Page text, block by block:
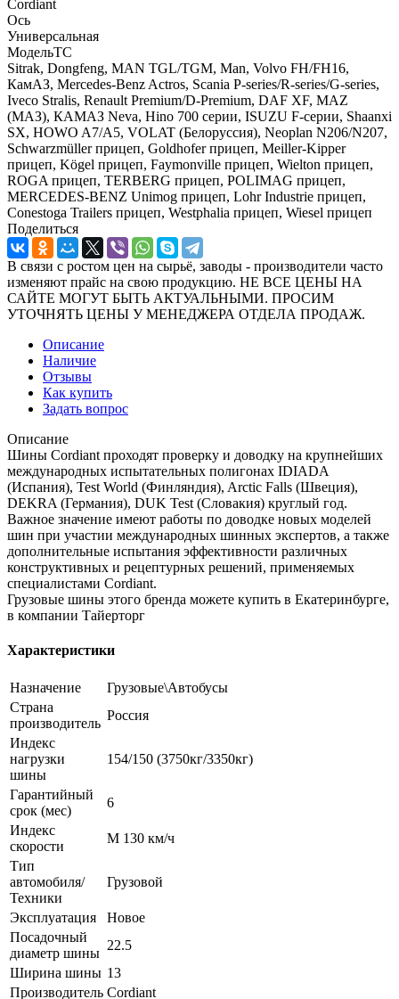
Cordiant
Ось
Универсальная
МодельТС
Sitrak, Dongfeng, MAN TGL/TGM, Man, Volvo FH/FH16,
КамАЗ, Mercedes-Benz Actros, Scania P-series/R-series/G-series,
Iveco Stralis, Renault Premium/D-Premium, DAF XF, MAZ
(МАЗ), КАМАЗ Neva, Hino 700 серии, ISUZU F-серии, Shaanxi
SX, HOWO A7/A5, VOLAT (Белоруссия), Neoplan N206/N207,
Schwarzmüller прицеп, Goldhofer прицеп, Meiller-Kipper
прицеп, Kögel прицеп, Faymonville прицеп, Wielton прицеп,
ROGA прицеп, TERBERG прицеп, POLIMAG прицеп,
MERCEDES-BENZ Unimog прицеп, Lohr Industrie прицеп,
Conestoga Trailers прицеп, Westphalia прицеп, Wiesel прицеп
Поделиться
В связи с ростом цен на сырьё, заводы - производители часто
изменяют прайс на свою продукцию. НЕ ВСЕ ЦЕНЫ НА
САЙТЕ МОГУТ БЫТЬ АКТУАЛЬНЫМИ. ПРОСИМ
УТОЧНЯТЬ ЦЕНЫ У МЕНЕДЖЕРА ОТДЕЛА ПРОДАЖ.
Описание
Наличие
Отзывы
Как купить
Задать вопрос
Описание
Шины Cordiant проходят проверку и доводку на крупнейших
международных испытательных полигонах IDIADA
(Испания), Test World (Финляндия), Arctic Falls (Швеция),
DEKRA (Германия), DUK Test (Словакия) круглый год.
Важное значение имеют работы по доводке новых моделей
шин при участии международных шинных экспертов, а также
дополнительные испытания эффективности различных
конструктивных и рецептурных решений, применяемых
специалистами Cordiant.
Грузовые шины этого бренда можете купить в Екатеринбурге,
в компании Тайерторг
Характеристики
Назначение
Грузовые\Автобусы
Страна
производитель
Россия
Индекс
нагрузки
шины
154/150 (3750кг/3350кг)
Гарантийный
срок (мес)
6
Индекс
скорости
M 130 км/ч
Тип
автомобиля/
Техники
Грузовой
Эксплуатация
Новое
Посадочный
диаметр шины
22.5
Ширина шины 13
Производитель Cordiant